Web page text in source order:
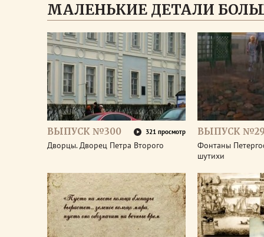
МАЛЕНЬКИЕ ДЕТАЛИ
ВЫПУСК №300 321 просмотр
Дворцы. Дворец Петра Второго
ВЫПУСК
Фонтаны
шутихи